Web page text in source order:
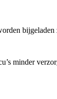
bijgeladen
minder